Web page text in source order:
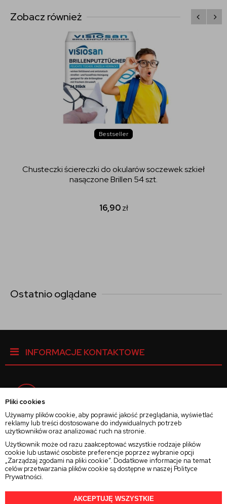
Pliki cookies
Używamy plików cookie, aby poprawić jakość przeglądania, wyświetlać
reklamy lub treści dostosowane do indywidualnych potrzeb
użytkowników oraz analizować ruch na stronie.
Użytkownik może od razu zaakceptować wszystkie rodzaje plików
cookie lub ustawić osobiste preferencje poprzez wybranie opcji
„Zarządzaj zgodami na pliki cookie”. Dodatkowe informacje na temat
celów przetwarzania plików cookie są dostępne w naszej Polityce
Prywatności.
AKCEPTUJĘ WSZYSTKIE
Zobacz również
Bestseller
Chusteczki ściereczki do okularów soczewek szkieł
nasączone Brillen 54 szt.
16,90zł
Ostatnio oglądane
INFORMACJE KONTAKTOWE
Instagram
Twitter